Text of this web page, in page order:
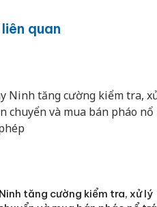
quan
tăng cường kiểm tra, xử lý